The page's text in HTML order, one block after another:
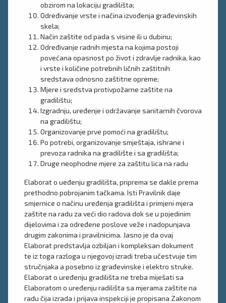
obzirom na lokaciju gradilišta;
Određivanje vrste i načina izvođenja građevinskih
skela;
Način zaštite od pada s visine ili u dubinu;
Određivanje radnih mjesta na kojima postoji
povećana opasnost po život i zdravlje radnika, kao
i vrste i količine potrebnih ličnih zaštitnih
sredstava odnosno zaštitne opreme;
Mjere i sredstva protivpožarne zaštite na
gradilištu;
Izgradnju, uređenje i održavanje sanitarnih čvorova
na gradilištu;
Organizovanje prve pomoći na gradilištu;
Po potrebi, organizovanje smještaja, ishrane i
prevoza radnika na gradilište i sa gradilišta;
Druge neophodne mjere za zaštitu lica na radu
Elaborat o ueđenju gradilišta, priprema se dakle prema
prethodno pobrojanim tačkama. Isti Pravilnik daje
smjernice o načinu uređenja gradilišta i primjeni mjera
zaštite na radu za veći dio radova dok se u pojedinim
dijelovima i za određene poslove veže i nadopunjava
drugim zakonima i pravilnicima. Jasno je da ovaj
Elaborat predstavlja ozbiljan i kompleksan dokument
te iz toga razloga u njegovoj izradi treba učestvuje tim
stručnjaka a posebno iz građevinske i elektro struke.
Elaborat o uređenju gradilišta ne treba miješati sa
Elaboratom o uređenju radilišta sa mjerama zaštite na
radu čija izrada i prijava inspekciji je propisana Zakonom